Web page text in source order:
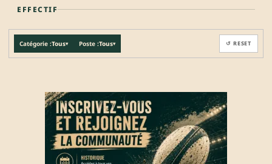
EFFECTIF
Catégorie :Tous▾ Poste :Tous▾ ↺ RESET